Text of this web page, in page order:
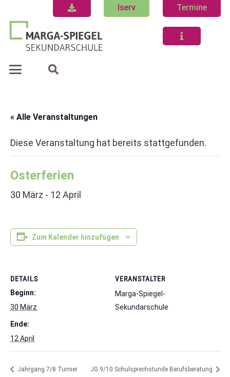
Iserv Termine
« Alle Veranstaltungen
Diese Veranstaltung hat bereits stattgefunden.
Osterferien
30 März - 12 April
Zum Kalender hinzufügen
DETAILS
Beginn:
30 März
Ende:
12 April
VERANSTALTER
Marga-Spiegel-
Sekundarschule
Jahrgang 7/8 Turnier JG 9/10 Schulsprechstunde Berufsberatung